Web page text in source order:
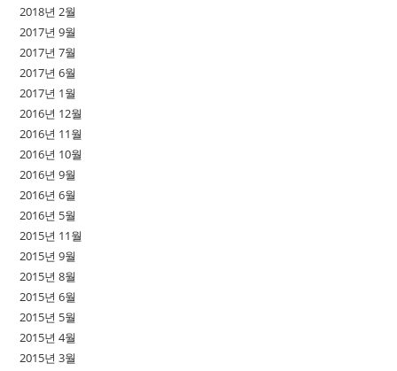
2018년 2월
2017년 9월
2017년 7월
2017년 6월
2017년 1월
2016년 12월
2016년 11월
2016년 10월
2016년 9월
2016년 6월
2016년 5월
2015년 11월
2015년 9월
2015년 8월
2015년 6월
2015년 5월
2015년 4월
2015년 3월